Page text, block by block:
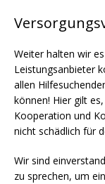
Weiter halten wir
Leistungsanbieter
allen
können! Hier gilt
Kooperation und
nicht schädlich für
Wir sind
zu sprechen, um